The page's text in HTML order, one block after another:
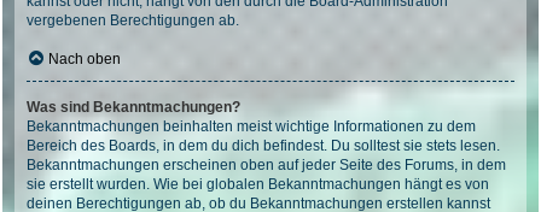
vergebenen Berechtigungen ab.
Nach oben
Was sind Bekanntmachungen?
Bekanntmachungen beinhalten meist wichtige Informationen zu dem
Bereich des Boards, in dem du dich befindest. Du solltest sie stets lesen.
Bekanntmachungen erscheinen oben auf jeder Seite des Forums, in dem
sie erstellt wurden. Wie bei globalen Bekanntmachungen hängt es von
deinen Berechtigungen ab, ob du Bekanntmachungen erstellen kannst